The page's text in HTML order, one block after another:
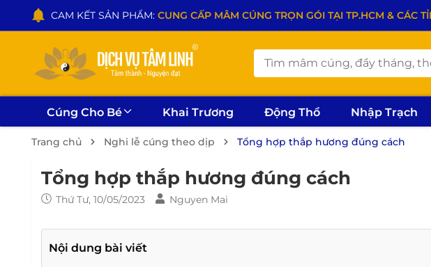
CAM KẾT SẢN PHẨM: CUNG CẤP MÂM CÚNG TRỌN GÓI TẠI TP.HCM & CÁC
Cúng Cho Bé Khai Trương Động Thổ Nhập Trạch
Trang chủ Nghi lễ cúng theo dịp Tổng hợp thắp hương đúng cách
Tổng hợp thắp hương đúng cách
Thứ Tư, 10/05/2023 Nguyen Mai
Nội dung bài viết